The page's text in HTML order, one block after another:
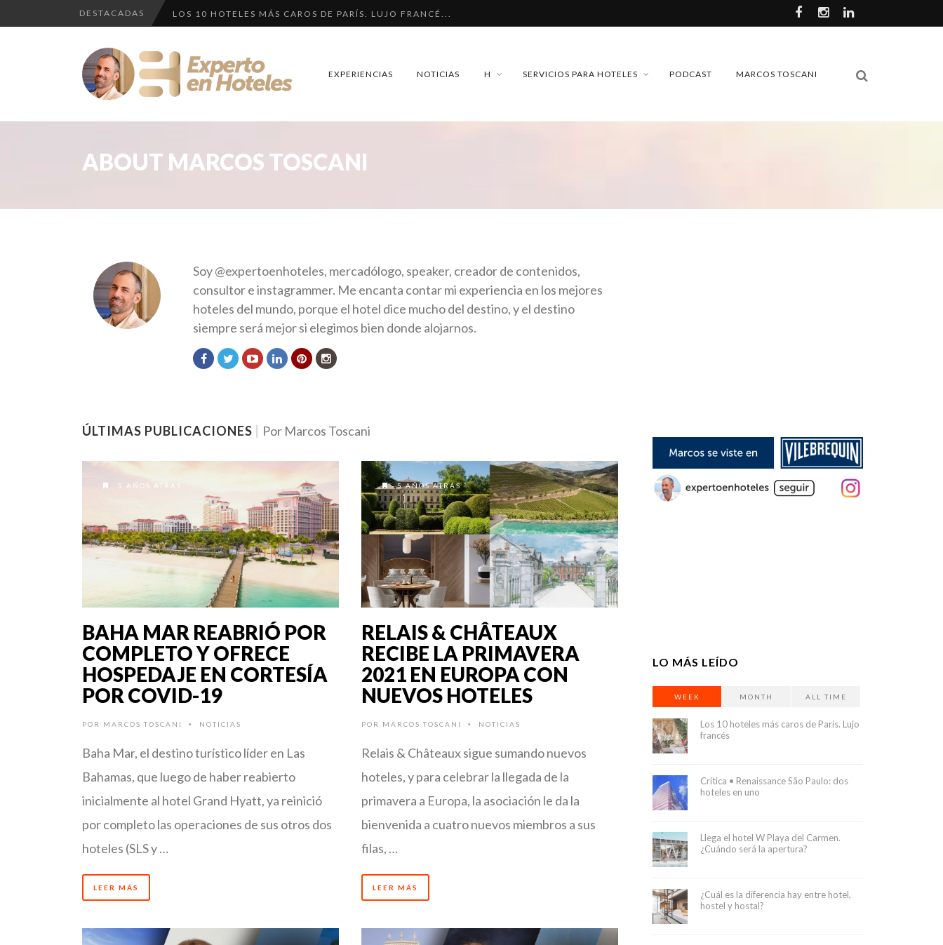
DESTACADAS LOS 10 HOTELES MÁS CAROS DE PARÍS. LUJO FRANCÉ...
LLEGA EL HOTEL W PLAYA DEL CARMEN. ¿CUÁNDO SER...
¿CUÁL ES LA DIFERENCIA HAY ENTRE HOTEL, HOSTEL...
EXPERIENCIAS NOTICIAS H SERVICIOS PARA HOTELES PODCAST MARCOS TOSCANI
ABOUT MARCOS TOSCANI
Soy @expertoenhoteles, mercadólogo, speaker, creador de contenidos,
consultor e instagrammer. Me encanta contar mi experiencia en los mejores
hoteles del mundo, porque el hotel dice mucho del destino, y el destino
siempre será mejor si elegimos bien donde alojarnos.
ÚLTIMAS PUBLICACIONES Por Marcos Toscani
5 AÑOS ATRÁS
BAHA MAR REABRIÓ POR
COMPLETO Y OFRECE
HOSPEDAJE EN CORTESÍA
POR COVID-19
POR MARCOS TOSCANI • NOTICIAS
Baha Mar, el destino turístico líder en Las
Bahamas, que luego de haber reabierto
inicialmente al hotel Grand Hyatt, ya reinició
por completo las operaciones de sus otros dos
hoteles (SLS y …
LEER MÁS
5 AÑOS ATRÁS
RELAIS & CHÂTEAUX
RECIBE LA PRIMAVERA
2021 EN EUROPA CON
NUEVOS HOTELES
POR MARCOS TOSCANI • NOTICIAS
Relais & Châteaux sigue sumando nuevos
hoteles, y para celebrar la llegada de la
primavera a Europa, la asociación le da la
bienvenida a cuatro nuevos miembros a sus
filas, …
LEER MÁS
LO MÁS LEÍDO
WEEK MONTH ALL TIME
Los 10 hoteles más caros de París. Lujo
francés
Crítica • Renaissance São Paulo: dos
hoteles en uno
Llega el hotel W Playa del Carmen.
¿Cuándo será la apertura?
¿Cuál es la diferencia hay entre hotel,
hostel y hostal?